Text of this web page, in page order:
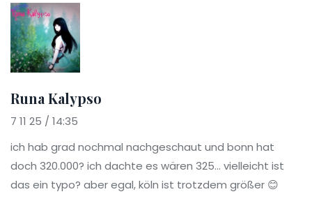
Runa Kalypso
7 11 25 / 14:35
ich hab grad nochmal nachgeschaut und bonn hat
doch 320.000? ich dachte es wären 325... vielleicht ist
das ein typo? aber egal, köln ist trotzdem größer 😊